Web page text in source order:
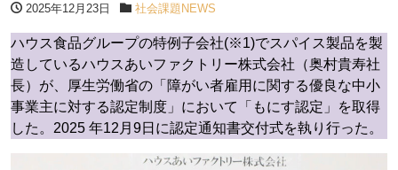
2025年12月23日 社会課題NEWS
ハウス食品グループの特例子会社(※1)でスパイス製品を製
造しているハウスあいファクトリー株式会社（奥村貴寿社
長）が、厚生労働省の「障がい者雇用に関する優良な中小
事業主に対する認定制度」において「もにす認定」を取得
した。2025 年12月9日に認定通知書交付式を執り行った。